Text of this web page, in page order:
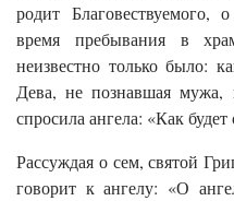
родит
время пребывания в
неизвестно только было:
Дева, не познавшая
спросила ангела: «Как будет
Рассуждая о сем, святой
говорит к ангелу: «О